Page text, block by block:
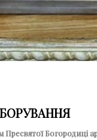
Богородиці